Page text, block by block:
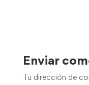
Enviar
Tu dirección de